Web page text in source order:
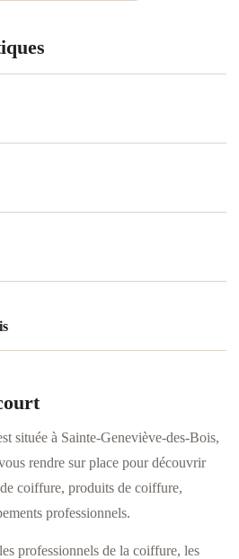
située à Sainte-Geneviève-des-Bois,
rendre sur place pour découvrir
coiffure, produits de coiffure,
professionnels.
professionnels de la coiffure, les